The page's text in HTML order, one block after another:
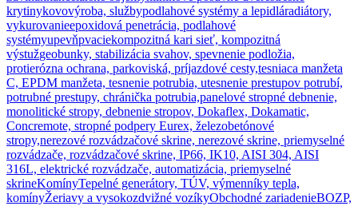
krytinykovovýroba, službypodlahové systémy a lepidláradiátory,
vykurovanieepoxidová penetrácia, podlahové
systémyupevňpvaciekompozitná kari sieť, kompozitná
výstužgeobunky, stabilizácia svahov, spevnenie podložia,
protierózna ochrana, parkoviská, príjazdové cesty,tesniaca manžeta
C, EPDM manžeta, tesnenie potrubia, utesnenie prestupov potrubí,
potrubné prestupy, chránička potrubia,panelové stropné debnenie,
monolitické stropy, debnenie stropov, Dokaflex, Dokamatic,
Concremote, stropné podpery Eurex, železobetónové
stropy,nerezové rozvádzačové skrine, nerezové skrine, priemyselné
rozvádzače, rozvádzačové skrine, IP66, IK10, AISI 304, AISI
316L, elektrické rozvádzače, automatizácia, priemyselné
skrineKomínyTepelné generátory, TÚV, výmenníky tepla,
komínyŽeriavy a vysokozdvižné vozíkyObchodné zariadenieBOZP,